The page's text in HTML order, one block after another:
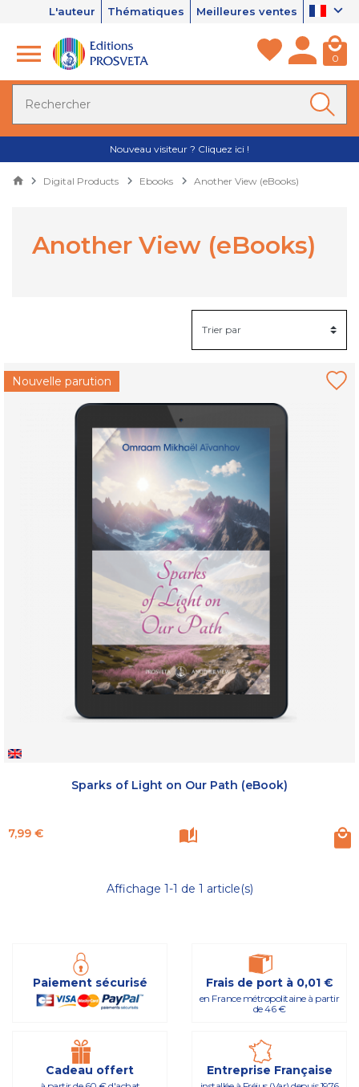
L'auteur Thématiques Meilleures ventes
0
Nouveau visiteur ? Cliquez ici !
Digital Products Ebooks Another View (eBooks)
Another View (eBooks)
Nouvelle parution
Sparks of Light on Our Path (eBook)
Prix
7,99 €
Affichage 1-1 de 1 article(s)
Paiement sécurisé Frais de port à 0,01 €
en France métropolitaine à partir
de 46 €
Cadeau offert Entreprise Française